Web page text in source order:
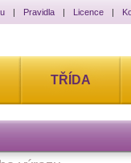
| Pravidla | Licence |
TŘÍDA